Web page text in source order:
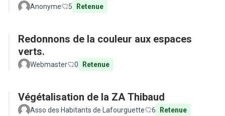
Anonyme 5 Retenue
Redonnons de la couleur aux espaces
verts.
Webmaster 0 Retenue
Végétalisation de la ZA Thibaud
Asso des Habitants de Lafourguette 6 Retenue